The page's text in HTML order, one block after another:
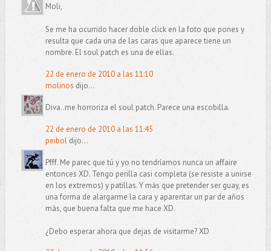
Moli,
Se me ha ocurrido hacer doble click en la foto que pones y
resulta que cada una de las caras que aparece tiene un
nombre. El soul patch es una de ellas.
22 de enero de 2010 a las 11:10
molinos dijo...
Diva..me horroriza el soul patch. Parece una escobilla.
22 de enero de 2010 a las 11:45
peiboldijo...
Pfff. Me parec que tú y yo no tendríamos nunca un affaire
entonces XD. Tengo perilla casi completa (se resiste a unirse
en los extremos) y patillas. Y más que pretender ser guay, es
una forma de alargarme la cara y aparentar un par de años
más, que buena falta que me hace XD.
¿Debo esperar ahora que dejas de visitarme? XD